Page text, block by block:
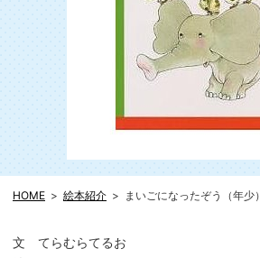
HOME 絵本紹介 まいごになったぞう（年少）
文 てらむらてるお